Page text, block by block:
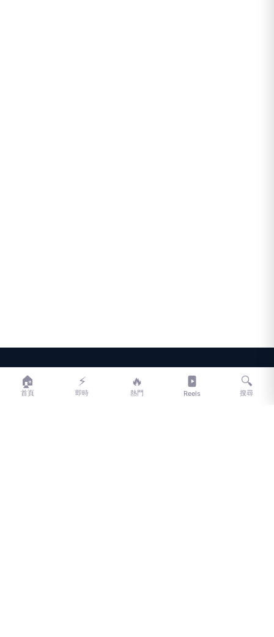
LIFE
LIFE 生活網是台灣領先的生活資訊平台，提供即時新聞、生活、健康、
🏠
首頁
⚡
即時
🔥
熱門 Reels
🔍
搜尋